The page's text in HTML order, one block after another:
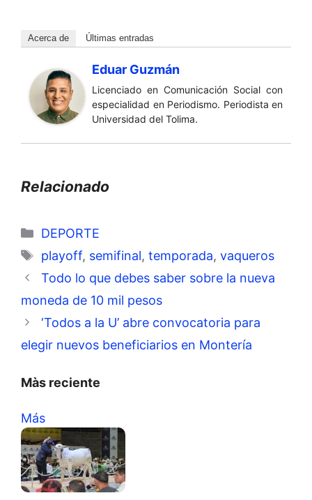
Acerca de Últimas entradas
Eduar Guzmán
Licenciado en Comunicación Social con
especialidad en Periodismo. Periodista en
Universidad del Tolima.
Relacionado
Categorías
DEPORTE
Etiquetas
playoff, semifinal, temporada, vaqueros
Todo lo que debes saber sobre la nueva
moneda de 10 mil pesos
‘Todos a la U’ abre convocatoria para
elegir nuevos beneficiarios en Montería
Màs reciente
Más